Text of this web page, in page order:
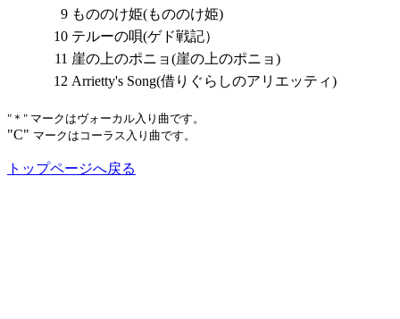
9 もののけ姫(もののけ姫)
10 テルーの唄(ゲド戦記）
11 崖の上のポニョ(崖の上のポニョ)
12 Arrietty's Song(借りぐらしのアリエッティ)
"＊" マークはヴォーカル入り曲です。
"C" マークはコーラス入り曲です。
トップページへ戻る